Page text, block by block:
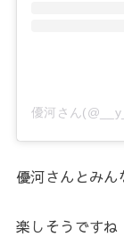
優河さん
優河さんとみん
楽しそうですね